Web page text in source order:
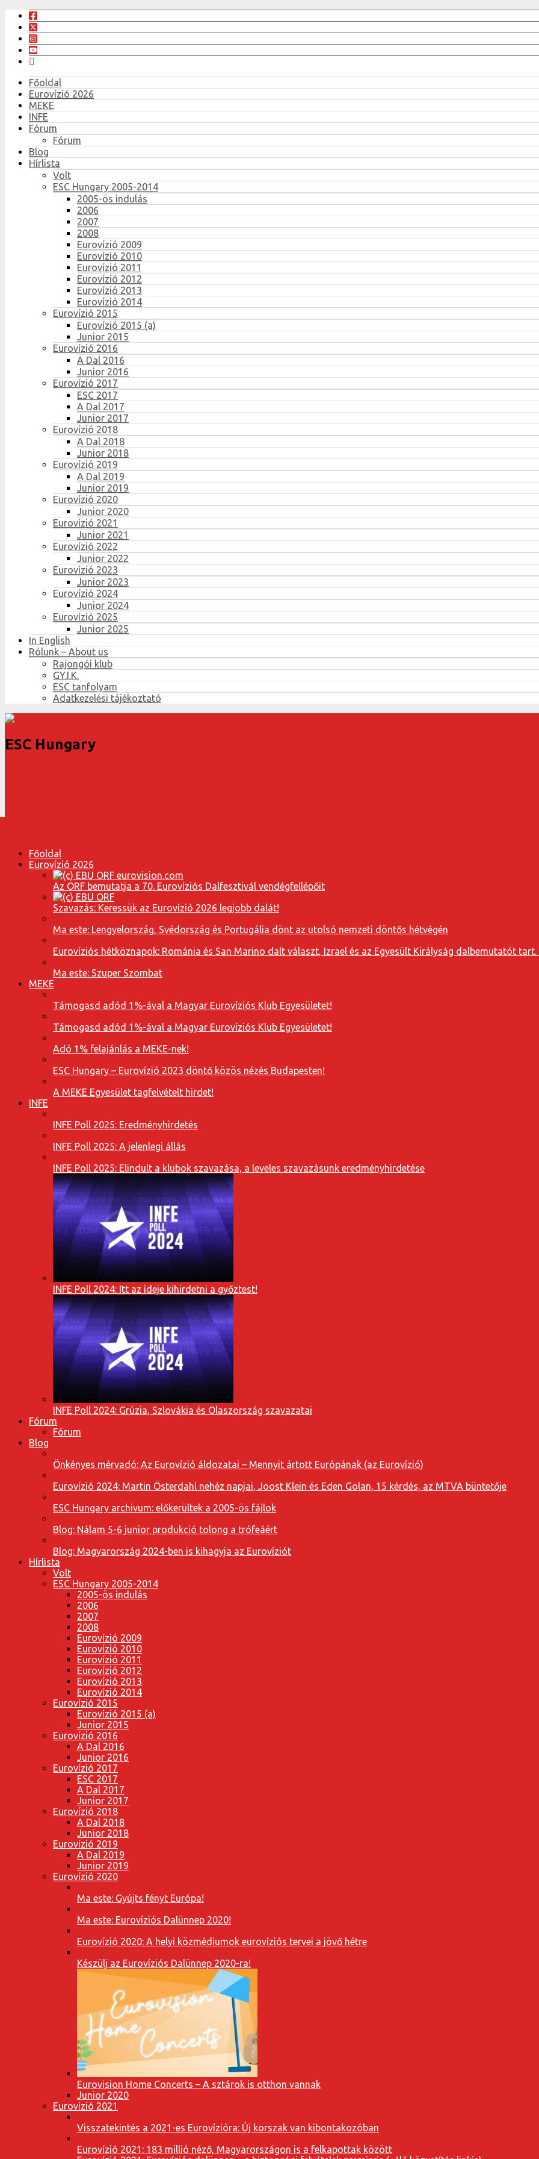
Főoldal
Eurovízió 2026
MEKE
INFE
Fórum
Fórum
Blog
Hírlista
Volt
ESC Hungary 2005-2014
2005-ös indulás
2006
2007
2008
Eurovízió 2009
Eurovízió 2010
Eurovízió 2011
Eurovízió 2012
Eurovízió 2013
Eurovízió 2014
Eurovízió 2015
Eurovízió 2015 (a)
Junior 2015
Eurovízió 2016
A Dal 2016
Junior 2016
Eurovízió 2017
ESC 2017
A Dal 2017
Junior 2017
Eurovízió 2018
A Dal 2018
Junior 2018
Eurovízió 2019
A Dal 2019
Junior 2019
Eurovízió 2020
Junior 2020
Eurovízió 2021
Junior 2021
Eurovízió 2022
Junior 2022
Eurovízió 2023
Junior 2023
Eurovízió 2024
Junior 2024
Eurovízió 2025
Junior 2025
In English
Rólunk – About us
Rajongói klub
GY.I.K.
ESC tanfolyam
Adatkezelési tájékoztató
ESC Hungary
Főoldal
Eurovízió 2026
Az ORF bemutatja a 70. Eurovíziós Dalfesztivál vendégfellépőit
Szavazás: Keressük az Eurovízió 2026 legjobb dalát!
Ma este: Lengyelország, Svédország és Portugália dönt az utolsó nemzeti döntős hétvégén
Eurovíziós hétköznapok: Románia és San Marino dalt választ, Izrael és az Egyesült Királyság dalbemutatót tart.
Ma este: Szuper Szombat
MEKE
Támogasd adód 1%-ával a Magyar Eurovíziós Klub Egyesületet!
Támogasd adód 1%-ával a Magyar Eurovíziós Klub Egyesületet!
Adó 1% felajánlás a MEKE-nek!
ESC Hungary – Eurovízió 2023 döntő közös nézés Budapesten!
A MEKE Egyesület tagfelvételt hirdet!
INFE
INFE Poll 2025: Eredményhirdetés
INFE Poll 2025: A jelenlegi állás
INFE Poll 2025: Elindult a klubok szavazása, a leveles szavazásunk eredményhirdetése
INFE Poll 2024: Itt az ideje kihirdetni a győztest!
INFE Poll 2024: Grúzia, Szlovákia és Olaszország szavazatai
Fórum
Fórum
Blog
Önkényes mérvadó: Az Eurovízió áldozatai – Mennyit ártott Európának (az Eurovízió)
Eurovízió 2024: Martin Österdahl nehéz napjai, Joost Klein és Eden Golan, 15 kérdés, az MTVA büntetője
ESC Hungary archivum: előkerültek a 2005-ös fájlok
Blog: Nálam 5-6 junior produkció tolong a trófeáért
Blog: Magyarország 2024-ben is kihagyja az Eurovíziót
Hírlista
Volt
ESC Hungary 2005-2014
2005-ös indulás
2006
2007
2008
Eurovízió 2009
Eurovízió 2010
Eurovízió 2011
Eurovízió 2012
Eurovízió 2013
Eurovízió 2014
Eurovízió 2015
Eurovízió 2015 (a)
Junior 2015
Eurovízió 2016
A Dal 2016
Junior 2016
Eurovízió 2017
ESC 2017
A Dal 2017
Junior 2017
Eurovízió 2018
A Dal 2018
Junior 2018
Eurovízió 2019
A Dal 2019
Junior 2019
Eurovízió 2020
Ma este: Gyújts fényt Európa!
Ma este: Eurovíziós Dalünnep 2020!
Eurovízió 2020: A helyi közmédiumok eurovíziós tervei a jövő hétre
Készülj az Eurovíziós Dalünnep 2020-ra!
Eurovision Home Concerts – A sztárok is otthon vannak
Junior 2020
Eurovízió 2021
Visszatekintés a 2021-es Eurovízióra: Új korszak van kibontakozóban
Eurovízió 2021: 183 millió néző, Magyarországon is a felkapottak között